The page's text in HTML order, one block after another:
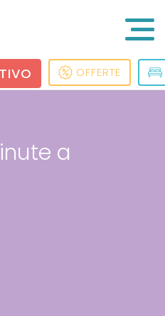
OFFERTE
a